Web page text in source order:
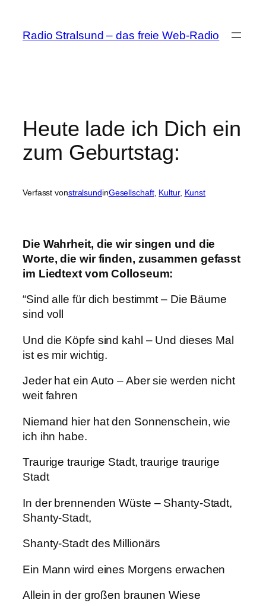
springen
Radio Stralsund – das freie Web-Radio
Heute lade ich Dich ein
zum Geburtstag:
Verfasst vonstralsundinGesellschaft, Kultur, Kunst
Die Wahrheit, die wir singen und die
Worte, die wir finden, zusammen gefasst
im Liedtext vom Colloseum:
“Sind alle für dich bestimmt – Die Bäume
sind voll
Und die Köpfe sind kahl – Und dieses Mal
ist es mir wichtig.
Jeder hat ein Auto – Aber sie werden nicht
weit fahren
Niemand hier hat den Sonnenschein, wie
ich ihn habe.
Traurige traurige Stadt, traurige traurige
Stadt
In der brennenden Wüste – Shanty-Stadt,
Shanty-Stadt,
Shanty-Stadt des Millionärs
Ein Mann wird eines Morgens erwachen
Allein in der großen braunen Wiese